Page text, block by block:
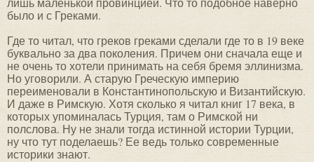
было и с Греками.
Где то читал, что греков греками сделали где то в 19 веке
буквально за два поколения. Причем они сначала еще и
не очень то хотели принимать на себя бремя эллинизма.
Но уговорили. А старую Греческую империю
переименовали в Константинопольскую и Византийскую.
И даже в Римскую. Хотя сколько я читал книг 17 века, в
которых упоминалась Турция, там о Римской ни
полслова. Ну не знали тогда истинной истории Турции,
ну что тут поделаешь? Ее ведь только современные
историки знают.